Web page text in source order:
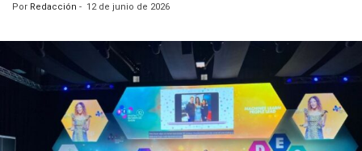
Por Redacción - 12 de junio de 2026